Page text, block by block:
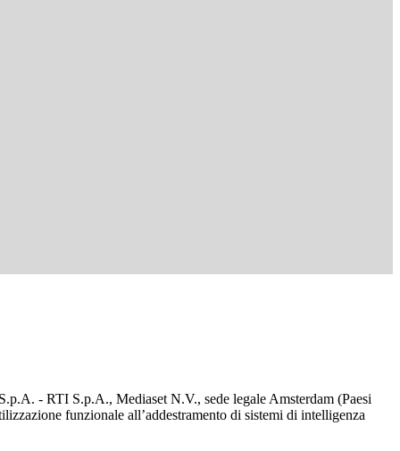
- RTI S.p.A., Mediaset N.V., sede legale Amsterdam (Paesi
funzionale all’addestramento di sistemi di intelligenza